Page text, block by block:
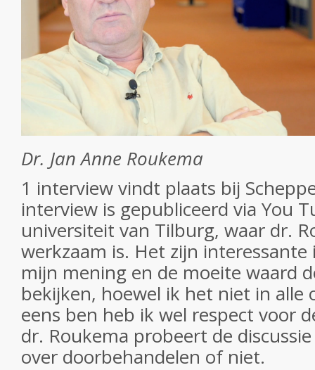
Dr. Jan Anne Roukema
1 interview vindt plaats bij
interview is gepubliceerd via You
universiteit van Tilburg, waar dr.
werkzaam is. Het zijn
mijn mening en de moeite waard
bekijken, hoewel ik het niet in alle
eens ben heb ik wel respect voor
dr. Roukema probeert de
over doorbehandelen of niet.